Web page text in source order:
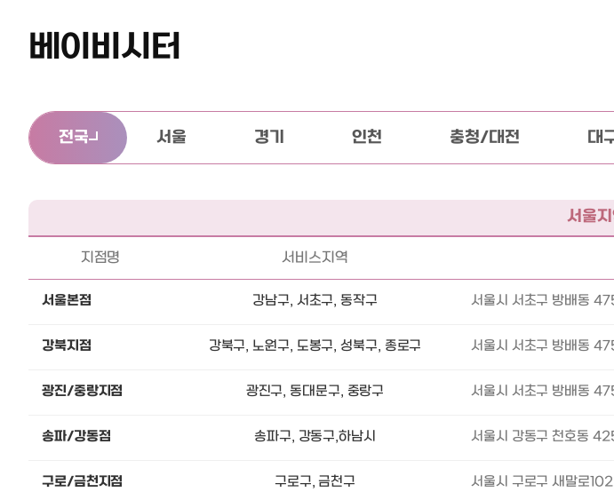
베이비시터
전국 서울 경기 인천 충청/대전 대
서울
지점명 서비스지역
서울본점 강남구, 서초구, 동작구 서울시 서초구 방배동
강북지점 강북구, 노원구, 도봉구, 성북구, 종로구 서울시 서초구 방배동
광진/중랑지점 광진구, 동대문구, 중랑구 서울시 서초구 방배동
송파/강동점 송파구, 강동구,하남시 서울시 강동구 천호동
구로/금천지점 구로구, 금천구 서울시 구로구 새말로